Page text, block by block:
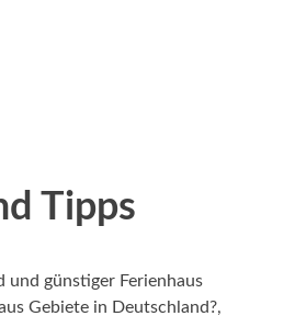
Tipps
und günstiger Ferienhaus
Gebiete in Deutschland?,